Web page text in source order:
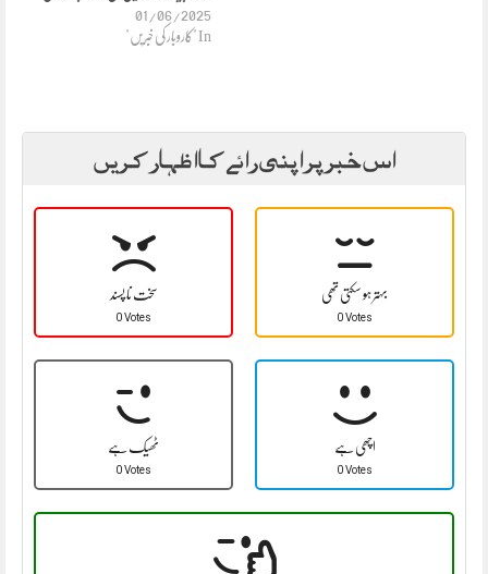
01/06/2025
In "کاروبار کی خبریں"
اس خبر پر اپنی رائے کا اظہار کریں
سخت نا پسند
0 Votes
بہتر ہو سکتی تھی
0 Votes
ٹھیک ہے
0 Votes
اچھی ہے
0 Votes